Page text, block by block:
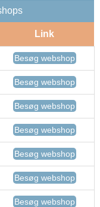
Link
Besøg webshop
Besøg webshop
Besøg webshop
Besøg webshop
Besøg webshop
Besøg webshop
Besøg webshop